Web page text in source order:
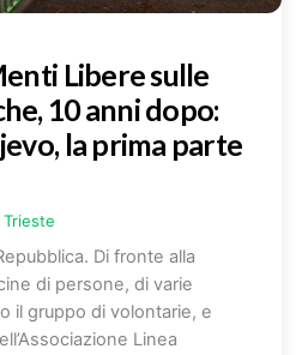
Libere sulle
10 anni dopo:
la prima parte
Trieste
Di fronte alla
di persone, di varie
il gruppo di volontarie, e
Linea